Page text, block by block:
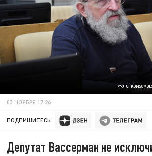
ФОТО:
03 НОЯБРЯ 17:26
ПОДПИШИТЕСЬ:
Депутат Вассерман не